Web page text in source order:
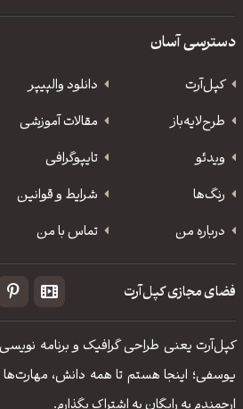
دسترسی آسان
کپل‌آرت دانلود‌ والپیپر
طرح‌لایه‌باز
مقالات آموزشی
ویدئو
‌تایپوگرافی
رنگ‌ها
شرایط و قوانین
درباره من
تماس با من
فضای مجازی کپل‌آرت
کپل‌آرت یعنی طراحی گرافیک و برنامه
یوسفی؛ اینجا هستم تا همه دانش، مهارت‌‌ها